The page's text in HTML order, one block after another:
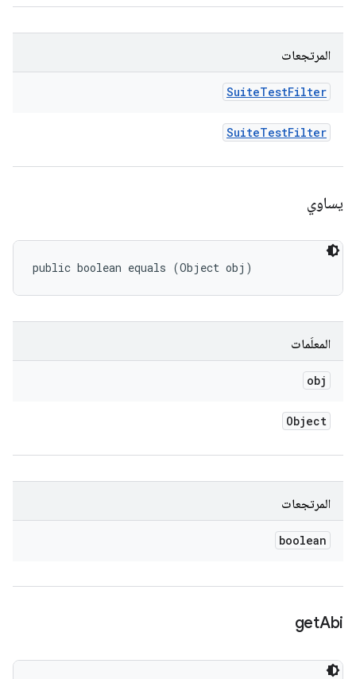
المرتجعات
SuiteTestFilter
SuiteTestFilter
يساوي
public boolean equals (Object obj)
المعلَمات
obj
Object
المرتجعات
boolean
getAbi